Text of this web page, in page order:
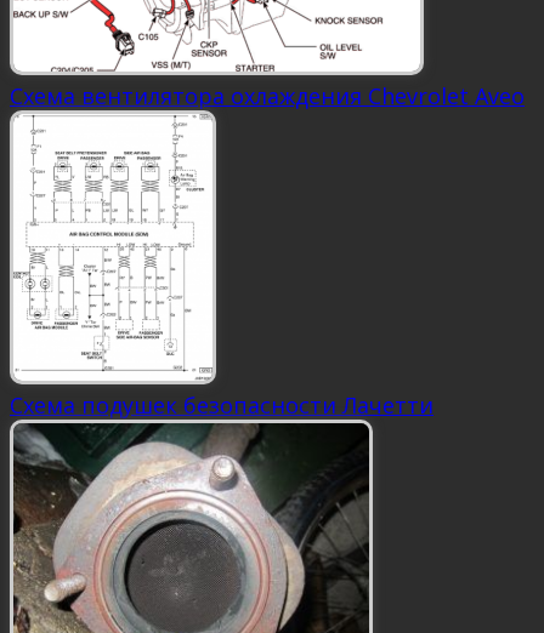
Схема вентилятора охлаждения Chevrolet Aveo
Схема подушек безопасности Лачетти